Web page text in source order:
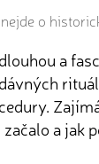
o
a
a jak